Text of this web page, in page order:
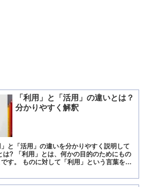
「利用」と「活用」の違いとは？
分かりやすく解釈
と「活用」の違いを分かりやすく説明して
は? 「利用」とは、何かの目的のためにもの
す。 ものに対して「利用」という言葉を用